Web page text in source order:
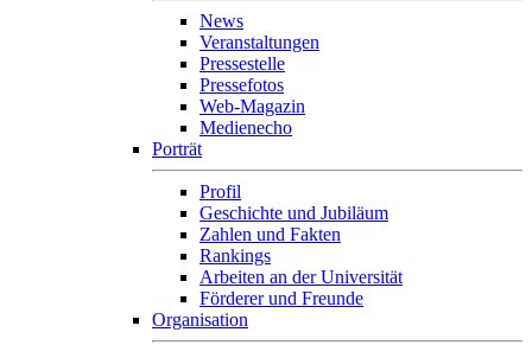
News
Veranstaltungen
Pressestelle
Pressefotos
Web-Magazin
Medienecho
Porträt
Profil
Geschichte und Jubiläum
Zahlen und Fakten
Rankings
Arbeiten an der Universität
Förderer und Freunde
Organisation